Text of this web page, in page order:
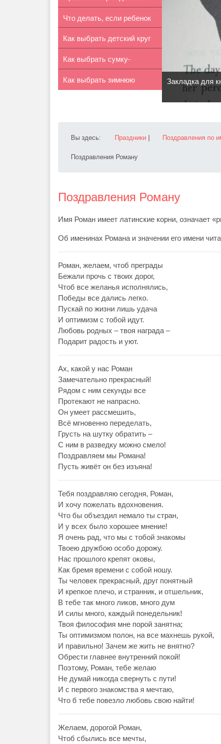
вещей
Что делать, если ребенок
потерялся
Как выбрать детский круг
для пл...
Как выбрать сумку-
переноску для...
Как выбрать зимнюю Закладка для
Вы здесь: Праздники Поздравления по
Поздравления Роману
Поздравления Роману
Имя Роман имеет латинские корни, означает
Об именинах Романа и значении его имени
Роман, желаем, чтоб преграды
Бежали прочь с твоих дорог,
Чтоб все желанья исполнялись,
Победы все дались легко.
Пускай по жизни лишь удача
И оптимизм с тобой идут.
Любовь родных – твоя награда –
Подарит радость и уют.
Ах, какой у нас Роман
Замечательно прекрасный!
Рядом с ним секунды все
Протекают не напрасно.
Он умеет рассмешить,
Всё мгновенно переделать,
Грусть на шутку обратить –
С ним в разведку можно смело!
Поздравляем мы Романа!
Пусть живёт он без изъяна!
Тебя поздравляю сегодня, Роман,
И хочу пожелать вдохновения.
Что бы объездил немало ты стран,
И у всех было хорошее мнение!
Я очень рад, что мы с тобой знакомы
Твоею дружбою особо дорожу.
Нас прошлого крепят оковы,
Как бремя времени с собой ношу.
Ты человек прекрасный, друг понятный
И крепкое плечо, и странник, и отшельник,
В тебе так много ликов, много дум
И силы много, каждый понедельник!
Твоя философия мне порой занятна;
Ты оптимизмом полон, на все махнешь рукой,
И правильно! Зачем же жить не внятно?
Обрести главнее внутренний покой!
Поэтому, Роман, тебе желаю
Не думай никогда свернуть с пути!
И с первого знакомства я мечтаю,
Что б тебе повезло любовь свою найти!
Желаем, дорогой Роман,
Чтоб сбылись все мечты,